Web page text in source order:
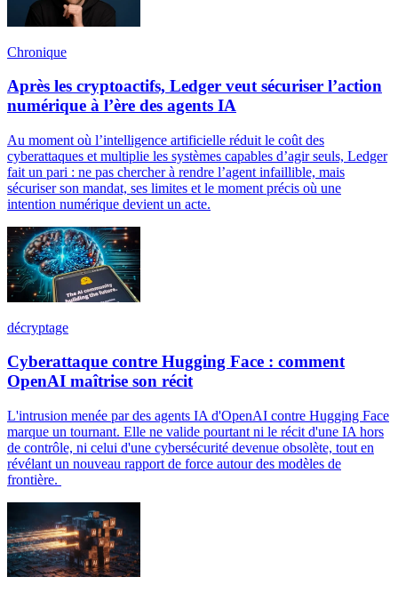
Chronique
Après les cryptoactifs, Ledger veut sécuriser l’action
numérique à l’ère des agents IA
Au moment où l’intelligence artificielle réduit le coût des
cyberattaques et multiplie les systèmes capables d’agir seuls, Ledger
fait un pari : ne pas chercher à rendre l’agent infaillible, mais
sécuriser son mandat, ses limites et le moment précis où une
intention numérique devient un acte.
décryptage
Cyberattaque contre Hugging Face : comment
OpenAI maîtrise son récit
L'intrusion menée par des agents IA d'OpenAI contre Hugging Face
marque un tournant. Elle ne valide pourtant ni le récit d'une IA hors
de contrôle, ni celui d'une cybersécurité devenue obsolète, tout en
révélant un nouveau rapport de force autour des modèles de
frontière.